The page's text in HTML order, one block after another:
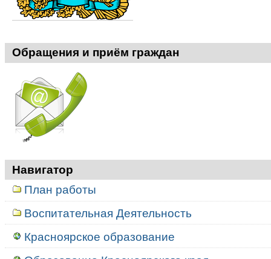
Обращения и приём граждан
Навигатор
План работы
Воспитательная Деятельность
Красноярское образование